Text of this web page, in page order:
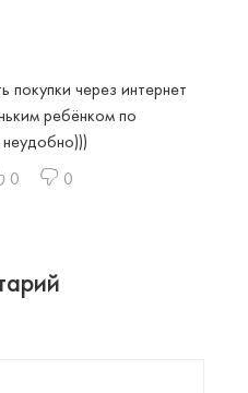
через интернет
ребёнком по
0 0